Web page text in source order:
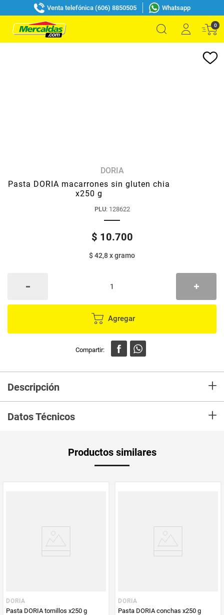
Venta telefónica (606) 8850505 Whatsapp
0
DORIA
Pasta DORIA macarrones sin gluten chia
x250 g
PLU: 128622
$ 10.700
$ 42,8xgramo
Agregar
Descripción +
integral, con adición de quinua y chia, sin gluten, buena fuente de fibra y
proteina. Doria sin Gluten, para quienes disfrutan la pasta de una forma
Datos Técnicos +
Productos similares
DORIA
Pasta DORIA tornillos x250 g
DORIA
Pasta DORIA conchas x250 g